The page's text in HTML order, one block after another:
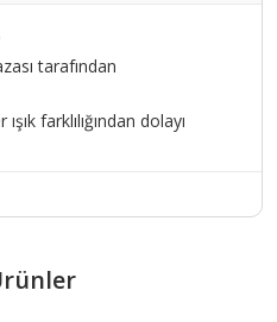
tarafından
farklılığından dolayı